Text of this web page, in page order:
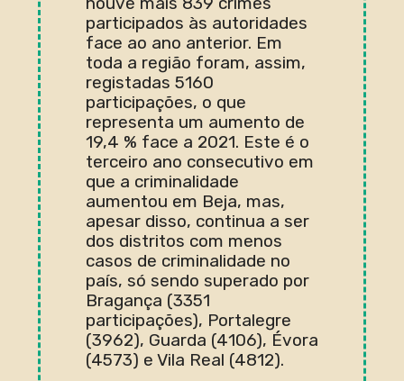
participados às autoridades
face ao ano anterior. Em
toda a região foram, assim,
registadas 5160
participações, o que
representa um aumento de
19,4 % face a 2021. Este é o
terceiro ano consecutivo em
que a criminalidade
aumentou em Beja, mas,
apesar disso, continua a ser
dos distritos com menos
casos de criminalidade no
país, só sendo superado por
Bragança (3351
participações), Portalegre
(3962), Guarda (4106), Évora
(4573) e Vila Real (4812).